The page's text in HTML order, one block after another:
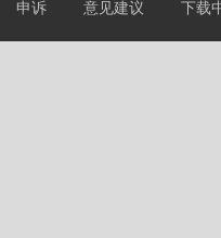
申诉 意见建议 下载